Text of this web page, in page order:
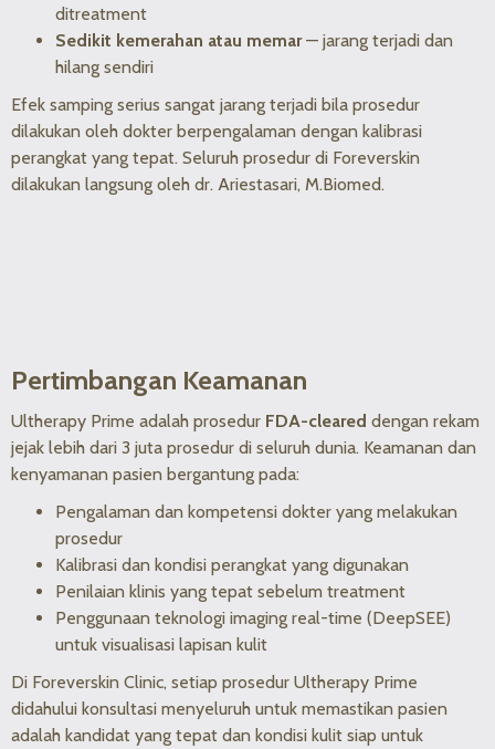
ditreatment
Sedikit kemerahan atau memar— jarang terjadi dan
hilang sendiri
Efek samping serius sangat jarang terjadi bila prosedur
dilakukan oleh dokter berpengalaman dengan kalibrasi
perangkat yang tepat. Seluruh prosedur di Foreverskin
dilakukan langsung oleh dr. Ariestasari, M.Biomed.
Pertimbangan Keamanan
Ultherapy Prime adalah prosedur FDA-cleared dengan rekam
jejak lebih dari 3 juta prosedur di seluruh dunia. Keamanan dan
kenyamanan pasien bergantung pada:
Pengalaman dan kompetensi dokter yang melakukan
prosedur
Kalibrasi dan kondisi perangkat yang digunakan
Penilaian klinis yang tepat sebelum treatment
Penggunaan teknologi imaging real-time (DeepSEE)
untuk visualisasi lapisan kulit
Di Foreverskin Clinic, setiap prosedur Ultherapy Prime
didahului konsultasi menyeluruh untuk memastikan pasien
adalah kandidat yang tepat dan kondisi kulit siap untuk